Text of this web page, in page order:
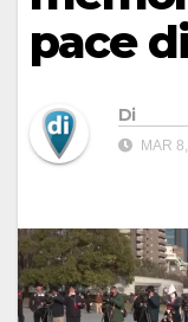
pace
Di
MAR